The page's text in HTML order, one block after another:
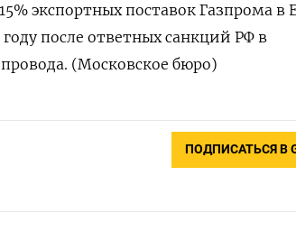
экспортных поставок Газпрома в
после ответных санкций РФ в
(Московское бюро)
ПОДПИСАТЬСЯ В